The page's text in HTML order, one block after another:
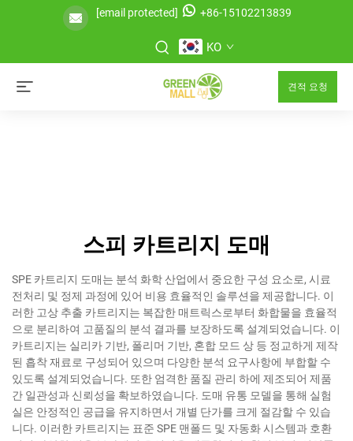
[email protected] +86-15102213839
KO
견적 요청
스피 카트리지 도매
SPE 카트리지 도매는 분석 화학 산업에서 중요한 구성 요소로, 시료
전처리 및 정제 과정에 있어 비용 효율적인 솔루션을 제공합니다. 이
러한 고상 추출 카트리지는 복잡한 매트릭스로부터 화합물을 효율적
으로 분리하여 고품질의 분석 결과를 보장하도록 설계되었습니다. 이
카트리지는 실리카 기반, 폴리머 기반, 혼합 모드 상 등 정교하게 제작
된 흡착 재료로 구성되어 있으며 다양한 분석 요구사항에 부합할 수
있도록 설계되었습니다. 또한 엄격한 품질 관리 하에 제조되어 제품
간 일관성과 신뢰성을 확보하였습니다. 도매 유통 모델을 통해 실험
실은 안정적인 공급을 유지하면서 개별 단가를 크게 절감할 수 있습
니다. 이러한 카트리지는 표준 SPE 맨폴드 및 자동화 시스템과 호환